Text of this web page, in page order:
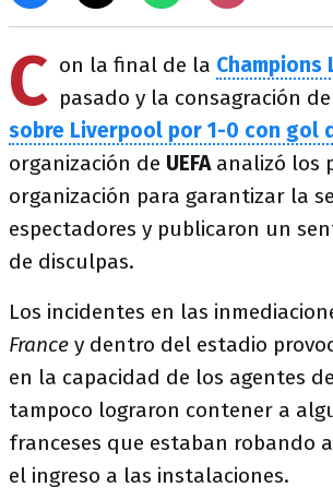
C on la final de la Champions
pasado y la consagración de
sobre Liverpool por 1-0 con gol
organización de UEFA analizó los
organización para garantizar la
espectadores y publicaron un
de disculpas.
Los incidentes en las
France y dentro del estadio
en la capacidad de los agentes
tampoco lograron contener a
franceses que estaban robando
el ingreso a las instalaciones.